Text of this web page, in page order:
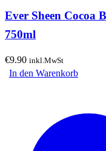
Ever Sheen Cocoa
750ml
€9.90 inkl.MwSt
In den Warenkorb